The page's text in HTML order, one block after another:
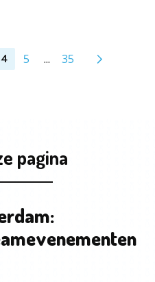
4 5 ... 35
pagina